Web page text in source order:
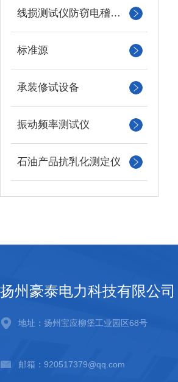
线损测试仪防窃电稽查仪
标准源
承装修试设备
振动频率测试仪
石油产品抗乳化测定仪
扬州豪泰电力科技有限公司
地址：扬州宝应柳堡工业园区68号
邮箱：920517379@qq.com